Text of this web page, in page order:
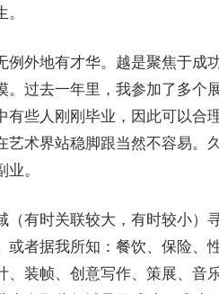
例外地有才华。越是聚焦于成
。过去一年里，我参加了多个
有些人刚刚毕业，因此可以合
艺术界站稳脚跟当然不容易。
。
（有时关联较大，有时较小）
或者据我所知：餐饮、保险、
、装帧、创意写作、策展、音